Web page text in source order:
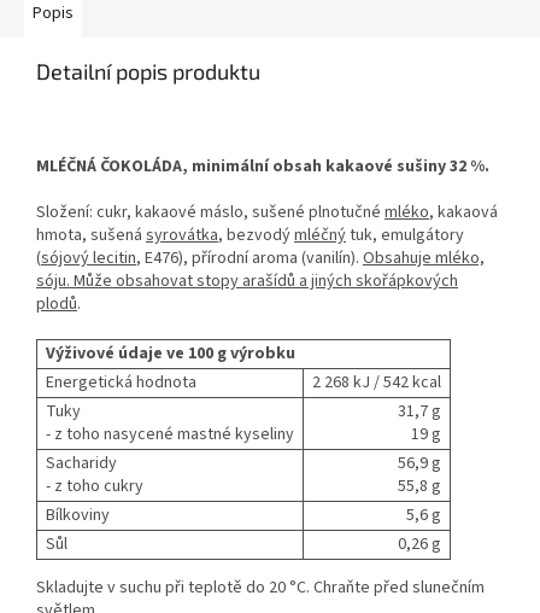
Popis
Detailní popis produktu
MLÉČNÁ ČOKOLÁDA, minimální obsah kakaové sušiny 32 %.
Složení: cukr, kakaové máslo, sušené plnotučné mléko, kakaová
hmota, sušená syrovátka, bezvodýmléčnýtuk, emulgátory
(sójový lecitin, E476), přírodní aroma (vanilín). Obsahuje mléko,
sóju. Může obsahovat stopy arašídů a jiných skořápkových
plodů.
Výživové údaje ve 100 g výrobku
Energetická hodnota
2 268 kJ / 542 kcal
Tuky
- z toho nasycené mastné kyseliny
31,7 g
19 g
Sacharidy
- z toho cukry
56,9 g
55,8 g
Bílkoviny
5,6 g
Sůl
0,26 g
Skladujte v suchu při teplotě do 20 °C. Chraňte před slunečním